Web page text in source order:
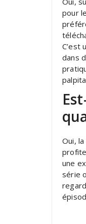
pour
C’est
dans
Oui,
une
série